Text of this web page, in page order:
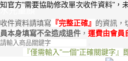
水光童顏
防疫產品
知官方"需要協助修改單次收件資料" ，
收件資料請填寫 『完整正確』 的資訊，
員本身填寫不全造成退件 ， 運費由會員
『僅需輸入"一個"正確關鍵字』